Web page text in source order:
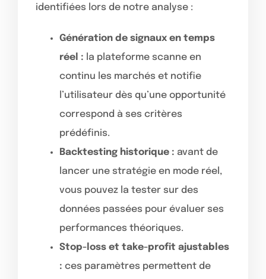
identifiées lors de notre analyse :
Génération de signaux en temps
réel : la plateforme scanne en
continu les marchés et notifie
l’utilisateur dès qu’une opportunité
correspond à ses critères
prédéfinis.
Backtesting historique : avant de
lancer une stratégie en mode réel,
vous pouvez la tester sur des
données passées pour évaluer ses
performances théoriques.
Stop-loss et take-profit ajustables
: ces paramètres permettent de